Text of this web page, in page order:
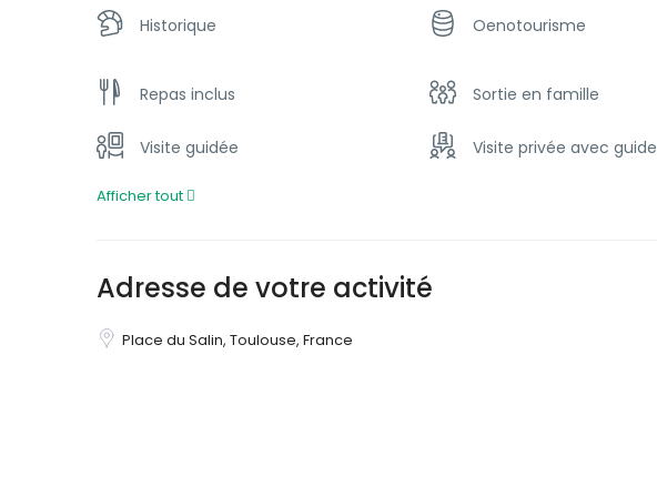
Historique Oenotourisme
Repas inclus Sortie en famille
Visite guidée Visite privée avec guide
Afficher tout
Adresse de votre activité
Place du Salin, Toulouse, France